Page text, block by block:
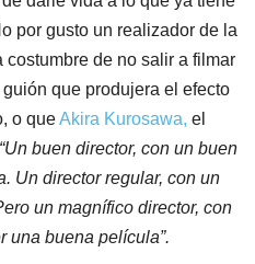
por gusto un realizador de la
de no salir a filmar
que produjera el efecto
o queAkira Kurosawa, el
“Un buen director, con un buen
Un director regular, con un
un magnífico director, con
una buena película”.